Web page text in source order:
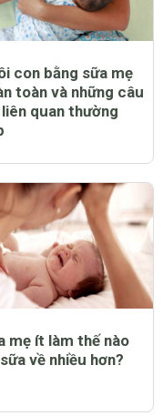
con bằng sữa mẹ
toàn và những câu
liên quan thường
mẹ ít làm thế nào
về nhiều hơn?